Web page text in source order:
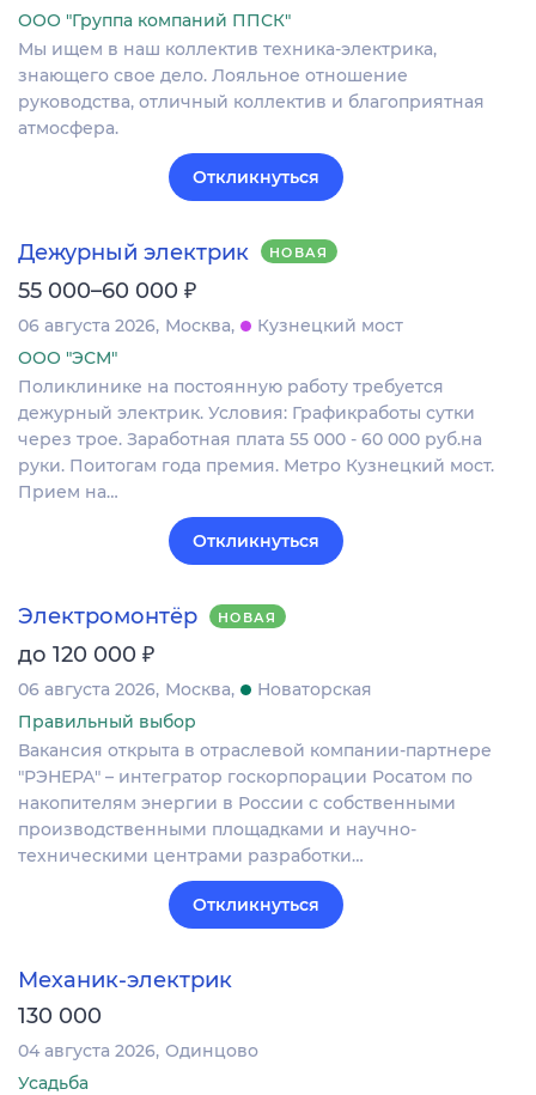
ООО "Группа компаний ППСК"
Мы ищем в наш коллектив техника-электрика,
знающего свое дело. Лояльное отношение
руководства, отличный коллектив и благоприятная
атмосфера.
Откликнуться
Дежурный электрик НОВАЯ
55 000–60 000 ₽
06 августа 2026 Москва
Кузнецкий мост
ООО "ЭСМ"
Поликлинике на постоянную работу требуется
дежурный электрик. Условия: Графикработы сутки
через трое. Заработная плата 55 000 - 60 000 руб.на
руки. Поитогам года премия. Метро Кузнецкий мост.
Прием на…
Откликнуться
Электромонтёр НОВАЯ
до 120 000 ₽
06 августа 2026 Москва
Новаторская
Правильный выбор
Вакансия открыта в отраслевой компании-партнере
"РЭНЕРА" – интегратор госкорпорации Росатом по
накопителям энергии в России с собственными
производственными площадками и научно-
техническими центрами разработки…
Откликнуться
Механик-электрик
130 000
04 августа 2026 Одинцово
Усадьба